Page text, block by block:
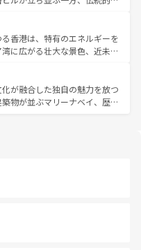
ベトナムコーヒーなどは、ぜ
域を訪れてもあたたかい人々
、きっと忘れられない旅にな
ではチェンマイなどの山岳地
はプーケットやクラビの美し
しむことができる。タイ料理
、どの季節にも異なる楽しみ
タイの人々、仏教を中心とし
源が、訪れる旅人を魅了し続
香港は、特有のエネルギーを
に広がる壮大な景色、近未来
はず。観光スポットが密集し
回れるのも魅力。息をのむよ
で、香港を存分に楽しみ尽く
が融合した独自の魅力を放つ
物が並ぶマリーナベイ、歴史
を楽しめる外せないスポット